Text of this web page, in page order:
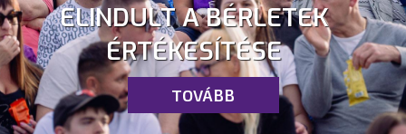
ELINDULT A BÉRLETEK
ÉRTÉKESÍTÉSE
TOVÁBB